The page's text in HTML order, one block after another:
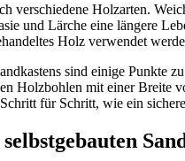
verschiedene Holzarten.
und Lärche eine längere
Holz verwendet
sind einige Punkte
Holzbohlen mit einer Breite
für Schritt, wie ein